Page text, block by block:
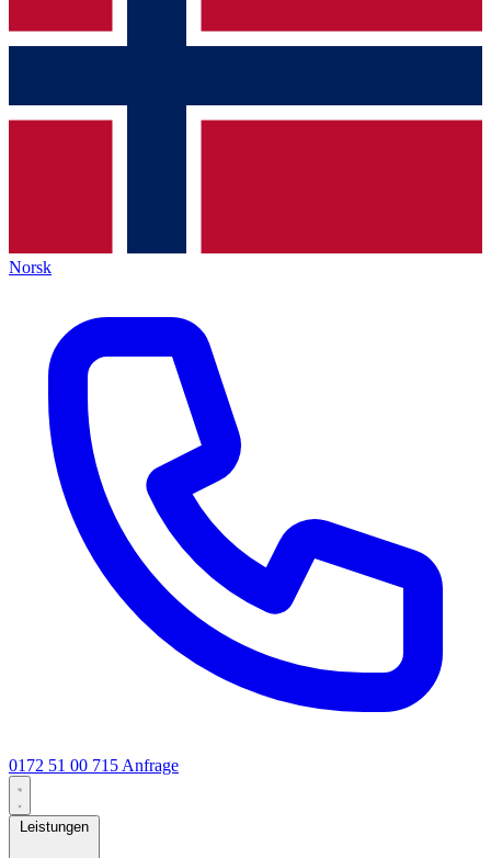
Norsk
0172 51 00 715 Anfrage
Leistungen